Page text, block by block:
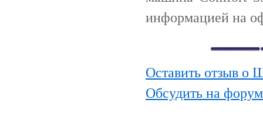
информацией на
Оставить отзыв о
Обсудить на